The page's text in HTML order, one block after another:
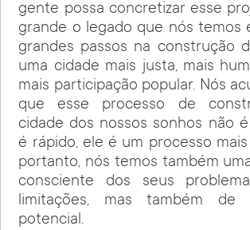
gente possa concretizar esse
grande o legado que nós temos
grandes passos na construção
uma cidade mais justa, mais
mais participação popular. Nós
que esse processo de
cidade dos nossos sonhos não
é rápido, ele é um processo
portanto, nós temos também
consciente dos seus
limitações, mas também de
potencial.